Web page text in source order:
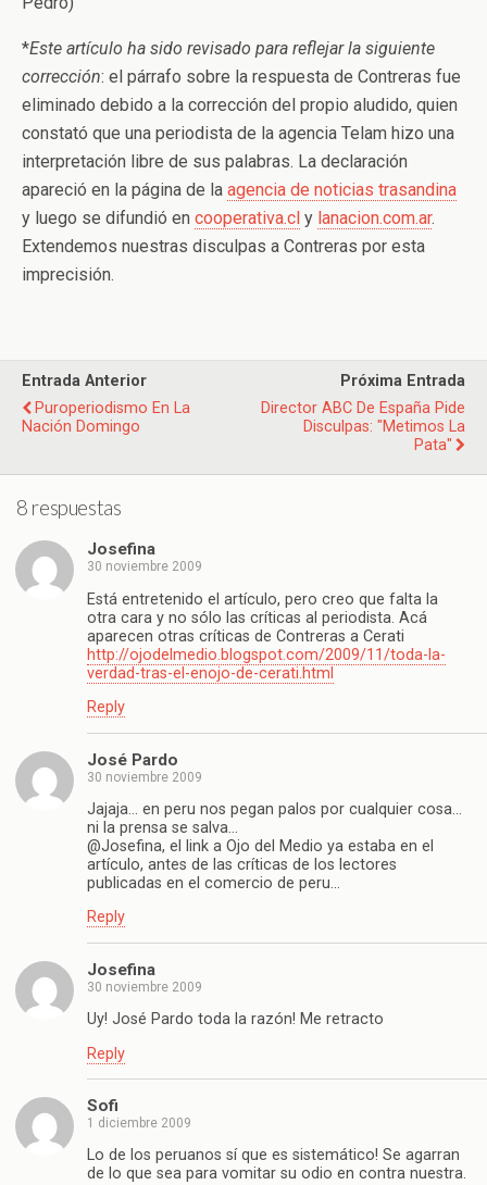
*Este artículo ha sido revisado para reflejar la siguiente
corrección: el párrafo sobre la respuesta de Contreras fue
eliminado debido a la corrección del propio aludido, quien
constató que una periodista de la agencia Telam hizo una
interpretación libre de sus palabras. La declaración
apareció en la página de la agencia de noticias trasandina
y luego se difundió en cooperativa.cl y lanacion.com.ar.
Extendemos nuestras disculpas a Contreras por esta
imprecisión.
Entrada Anterior
Puroperiodismo En La
Nación Domingo
Próxima Entrada
Director ABC De España Pide
Disculpas: "Metimos La
Pata"
8 respuestas
Josefina
30 noviembre 2009
Está entretenido el artículo, pero creo que falta la
otra cara y no sólo las críticas al periodista. Acá
aparecen otras críticas de Contreras a Cerati
http://ojodelmedio.blogspot.com/2009/11/toda-la-
verdad-tras-el-enojo-de-cerati.html
Reply
José Pardo
30 noviembre 2009
Jajaja… en peru nos pegan palos por cualquier cosa…
ni la prensa se salva…
@Josefina, el link a Ojo del Medio ya estaba en el
artículo, antes de las críticas de los lectores
publicadas en el comercio de peru…
Reply
Josefina
30 noviembre 2009
Uy! José Pardo toda la razón! Me retracto
Reply
Sofi
1 diciembre 2009
Lo de los peruanos sí que es sistemático! Se agarran
de lo que sea para vomitar su odio en contra nuestra.